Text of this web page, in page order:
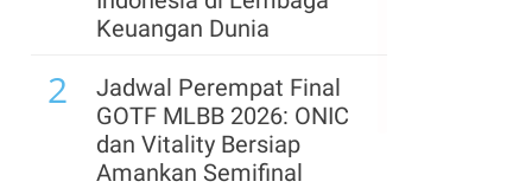
Whoosh
6
Harga Emas Rebound ke
US$ 4.300, Analis
Proyeksikan US$ 6.000 di
Akhir 2026
Keuangan Dunia
2
Jadwal Perempat Final
GOTF MLBB 2026: ONIC
dan Vitality Bersiap
Amankan Semifinal